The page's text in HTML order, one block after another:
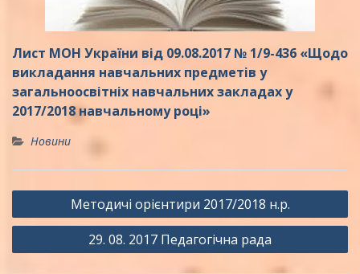
Лист МОН України від 09.08.2017 № 1/9-436 «Щодо
викладання навчальних предметів у
загальноосвітніх навчальних закладах у
2017/2018 навчальному році»
Новини
Навігація
записів
Методичі орієнтири 2017/2018 н.р.
29. 08. 2017 Педагогічна рада